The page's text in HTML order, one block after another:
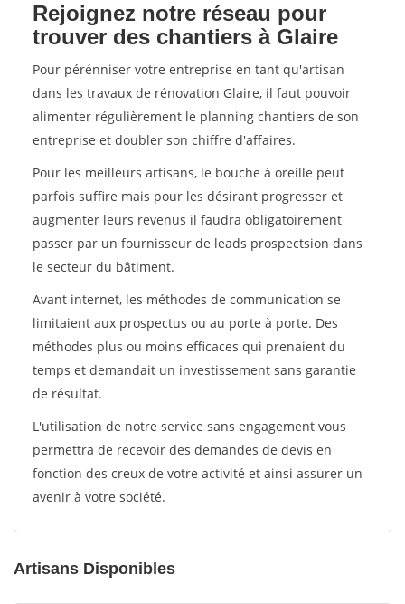
Rejoignez notre réseau pour
trouver des chantiers à Glaire
Pour pérénniser votre entreprise en tant qu'artisan
dans les travaux de rénovation Glaire, il faut pouvoir
alimenter régulièrement le planning chantiers de son
entreprise et doubler son chiffre d'affaires.
Pour les meilleurs artisans, le bouche à oreille peut
parfois suffire mais pour les désirant progresser et
augmenter leurs revenus il faudra obligatoirement
passer par un fournisseur de leads prospectsion dans
le secteur du bâtiment.
Avant internet, les méthodes de communication se
limitaient aux prospectus ou au porte à porte. Des
méthodes plus ou moins efficaces qui prenaient du
temps et demandait un investissement sans garantie
de résultat.
L'utilisation de notre service sans engagement vous
permettra de recevoir des demandes de devis en
fonction des creux de votre activité et ainsi assurer un
avenir à votre société.
Artisans Disponibles